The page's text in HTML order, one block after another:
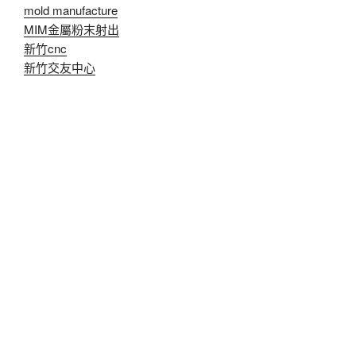
mold manufacture
MIM金屬粉末射出
新竹cnc
新竹交友中心